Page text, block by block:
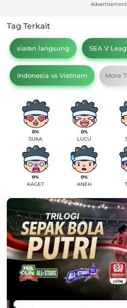
Advertisement
Tag Terkait
siaran langsung SEA V
Indonesia vs Vietnam More
0%
SUKA
0%
LUCU
0%
KAGET
0%
ANEH